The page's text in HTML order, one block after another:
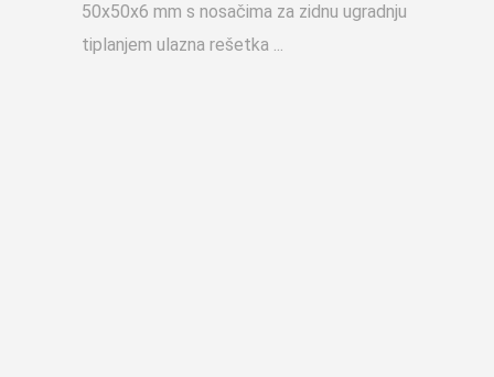
50x50x6 mm s nosačima za zidnu ugradnju
tiplanjem ulazna rešetka